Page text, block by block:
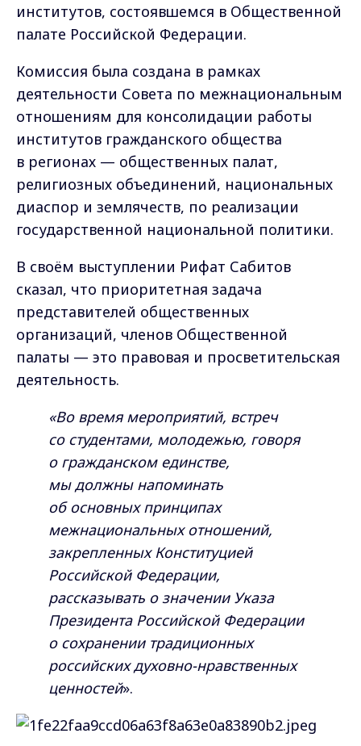
институтов, состоявшемся в Общественной
палате Российской Федерации.
Комиссия была создана в рамках
деятельности Совета по межнациональным
отношениям для консолидации работы
институтов гражданского общества
в регионах — общественных палат,
религиозных объединений, национальных
диаспор и землячеств, по реализации
государственной национальной политики.
В своём выступлении Рифат Сабитов
сказал, что приоритетная задача
представителей общественных
организаций, членов Общественной
палаты — это правовая и просветительская
деятельность.
«Во время мероприятий, встреч
со студентами, молодежью, говоря
о гражданском единстве,
мы должны напоминать
об основных принципах
межнациональных отношений,
закрепленных Конституцией
Российской Федерации,
рассказывать о значении Указа
Президента Российской Федерации
о сохранении традиционных
российских духовно-нравственных
ценностей».